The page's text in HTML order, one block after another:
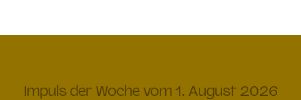
Impuls der Woche vom 1. August 2026